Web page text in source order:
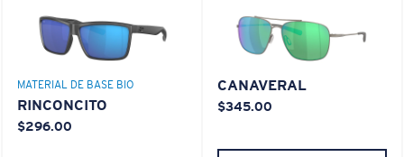
MATERIAL DE BASE BIO
RINCONCITO
$296.00
CANAVERAL
$345.00